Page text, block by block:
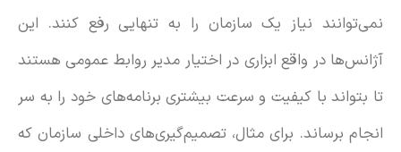
نمی‌توانند نیاز یک سازمان را به تنهایی رفع کنند. این
آژانس‌ها در واقع ابزاری در اختیار مدیر روابط عمومی هستند
تا بتواند با کیفیت و سرعت بیشتری برنامه‌های خود را به سر
انجام برساند. برای مثال، تصمیم‌گیری‌های داخلی سازمان که